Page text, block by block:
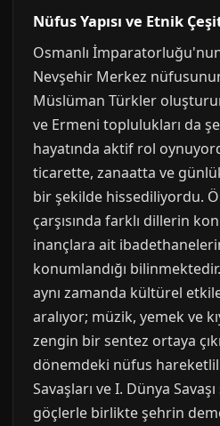
Nüfus Yapısı ve Etnik
Osmanlı
Nevşehir Merkez
Müslüman Türkler
ve Ermeni toplulukları da
hayatında aktif rol
ticarette, zanaatta ve
bir şekilde hissediliyordu.
çarşısında farklı dillerin
inançlara ait
konumlandığı
aynı zamanda kültürel
aralıyor; müzik, yemek ve
zengin bir sentez ortaya
dönemdeki nüfus
Savaşları ve I. Dünya
göçlerle birlikte şehrin